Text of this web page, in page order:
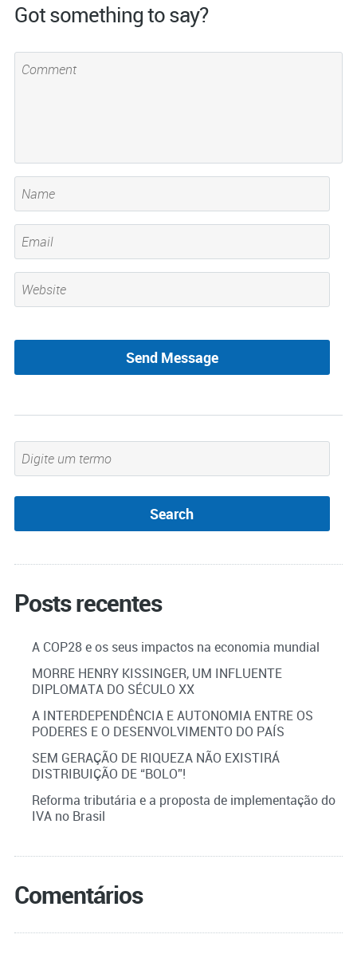
Got something to say?
Posts recentes
A COP28 e os seus impactos na economia mundial
MORRE HENRY KISSINGER, UM INFLUENTE
DIPLOMATA DO SÉCULO XX
A INTERDEPENDÊNCIA E AUTONOMIA ENTRE OS
PODERES E O DESENVOLVIMENTO DO PAÍS
SEM GERAÇÃO DE RIQUEZA NÃO EXISTIRÁ
DISTRIBUIÇÃO DE “BOLO”!
Reforma tributária e a proposta de implementação do
IVA no Brasil
Comentários